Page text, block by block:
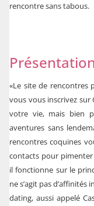
rencontre sans tabous.
«Le site de rencontres
vous vous inscrivez sur
votre vie, mais bien
aventures sans
rencontres coquines
contacts pour pimenter
il fonctionne sur le
ne s’agit pas d’affinités
dating, aussi appelé